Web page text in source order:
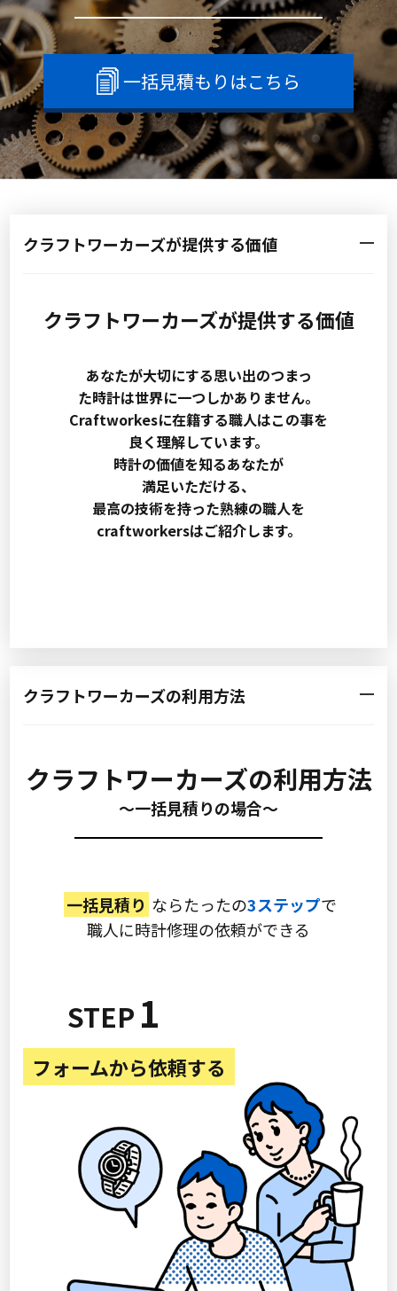
一括見積もりはこちら
クラフトワーカーズが提供する価値
クラフトワーカーズが提供する価値
あなたが大切にする思い出のつまっ
た時計は世界に一つしかありません。
Craftworkesに在籍する職人はこの事を
良く理解しています。
時計の価値を知るあなたが
満足いただける、
最高の技術を持った熟練の職人を
craftworkersはご紹介します。
クラフトワーカーズの利用方法
クラフトワーカーズの利用方法
〜一括見積りの場合〜
一括見積り ならたったの3ステップで
職人に時計修理の依頼ができる
1
フォームから依頼する